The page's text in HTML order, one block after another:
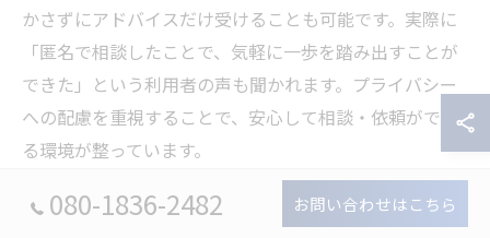
かさずにアドバイスだけ受けることも可能です。実際に
「匿名で相談したことで、気軽に一歩を踏み出すことが
できた」という利用者の声も聞かれます。プライバシー
への配慮を重視することで、安心して相談・依頼ができ
る環境が整っています。
相談窓口と連携した支援サービスのメリット
080-1836-2482 お問い合わせはこちら